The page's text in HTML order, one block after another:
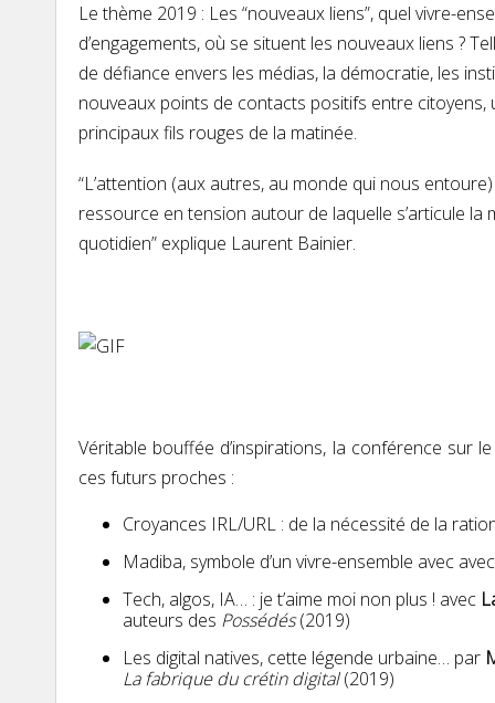
Le thème 2019 : Les “nouveaux liens”, quel vivre-
d’engagements, où se situent les nouveaux liens ?
de défiance envers les médias, la démocratie, les
nouveaux points de contacts positifs entre citoyens,
principaux fils rouges de la matinée.
“L’attention (aux autres, au monde qui nous
ressource en tension autour de laquelle s’articule
quotidien” explique Laurent Bainier.
Véritable bouffée d’inspirations, la conférence sur
ces futurs proches :
Croyances IRL/URL : de la nécessité de la
Madiba, symbole d’un vivre-ensemble avec
Tech, algos, IA… : je t’aime moi non plus ! avec
auteurs des Possédés(2019)
Les digital natives, cette légende urbaine… par
La fabrique du crétin digital(2019)